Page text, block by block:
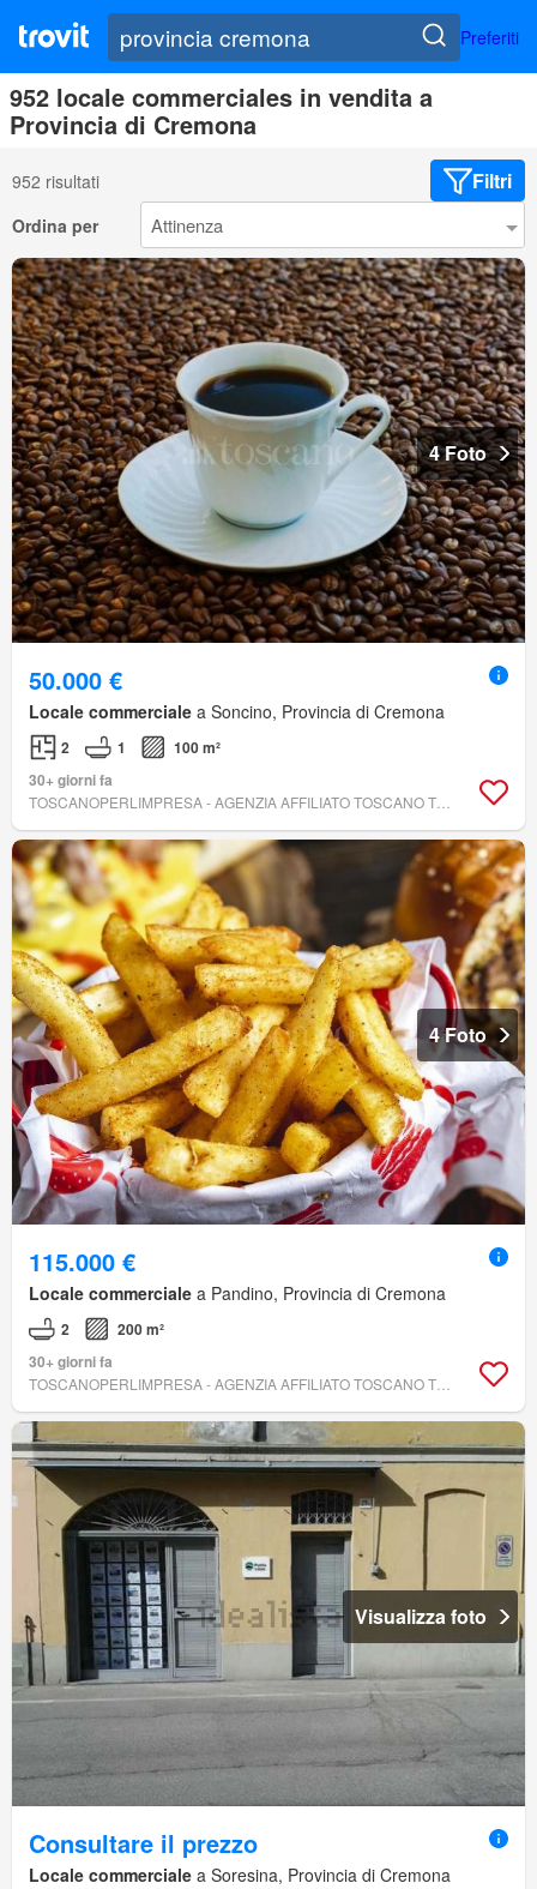
Preferiti
952 locale commerciales in vendita a
Provincia di Cremona
952 risultati Filtri
Ordina per
4 Foto
50.000 €
Locale commerciale a Soncino, Provincia di Cremona
2 1
100 m²
30+ giorni fa
4 Foto
115.000 €
Locale commerciale a Pandino, Provincia di Cremona
2
200 m²
30+ giorni fa
Visualizza foto
Consultare il prezzo
Locale commerciale a Soresina, Provincia di Cremona